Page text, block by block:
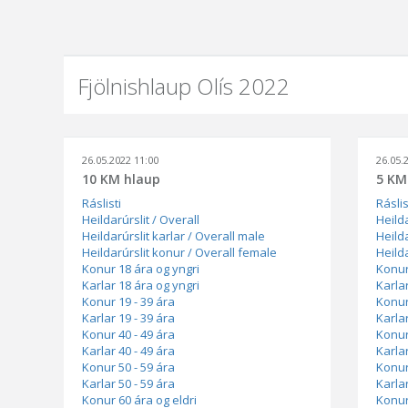
Fjölnishlaup Olís 2022
26.05.2022 11:00
10 KM hlaup
Ráslisti
Heildarúrslit / Overall
Heildarúrslit karlar / Overall male
Heildarúrslit konur / Overall female
Konur 18 ára og yngri
Karlar 18 ára og yngri
Konur 19 - 39 ára
Karlar 19 - 39 ára
Konur 40 - 49 ára
Karlar 40 - 49 ára
Konur 50 - 59 ára
Karlar 50 - 59 ára
Konur 60 ára og eldri
5